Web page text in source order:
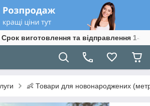
виготовлення та відправлення 1-3
👶 Товари для новонароджених